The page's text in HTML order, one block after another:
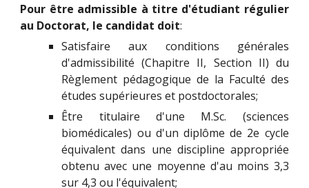
Pour être admissible à titre d'étudiant régulier
au Doctorat, le candidat doit:
Satisfaire aux conditions générales
d'admissibilité (Chapitre II, Section II) du
Règlement pédagogique de la Faculté des
études supérieures et postdoctorales;
Être titulaire d'une M.Sc. (sciences
biomédicales) ou d'un diplôme de 2e cycle
équivalent dans une discipline appropriée
obtenu avec une moyenne d'au moins 3,3
sur 4,3 ou l'équivalent;